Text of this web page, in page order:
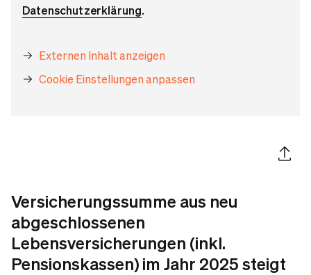
Datenschutzerklärung.
Externen Inhalt anzeigen
Cookie Einstellungen anpassen
Artikel
Versicherungssumme aus neu
abgeschlossenen
Lebensversicherungen (inkl.
Pensionskassen) im Jahr 2025 steigt